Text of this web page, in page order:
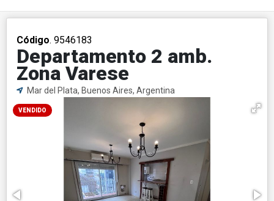
Código. 9546183
Departamento 2 amb.
Zona Varese
Mar del Plata, Buenos Aires, Argentina
VENDIDO